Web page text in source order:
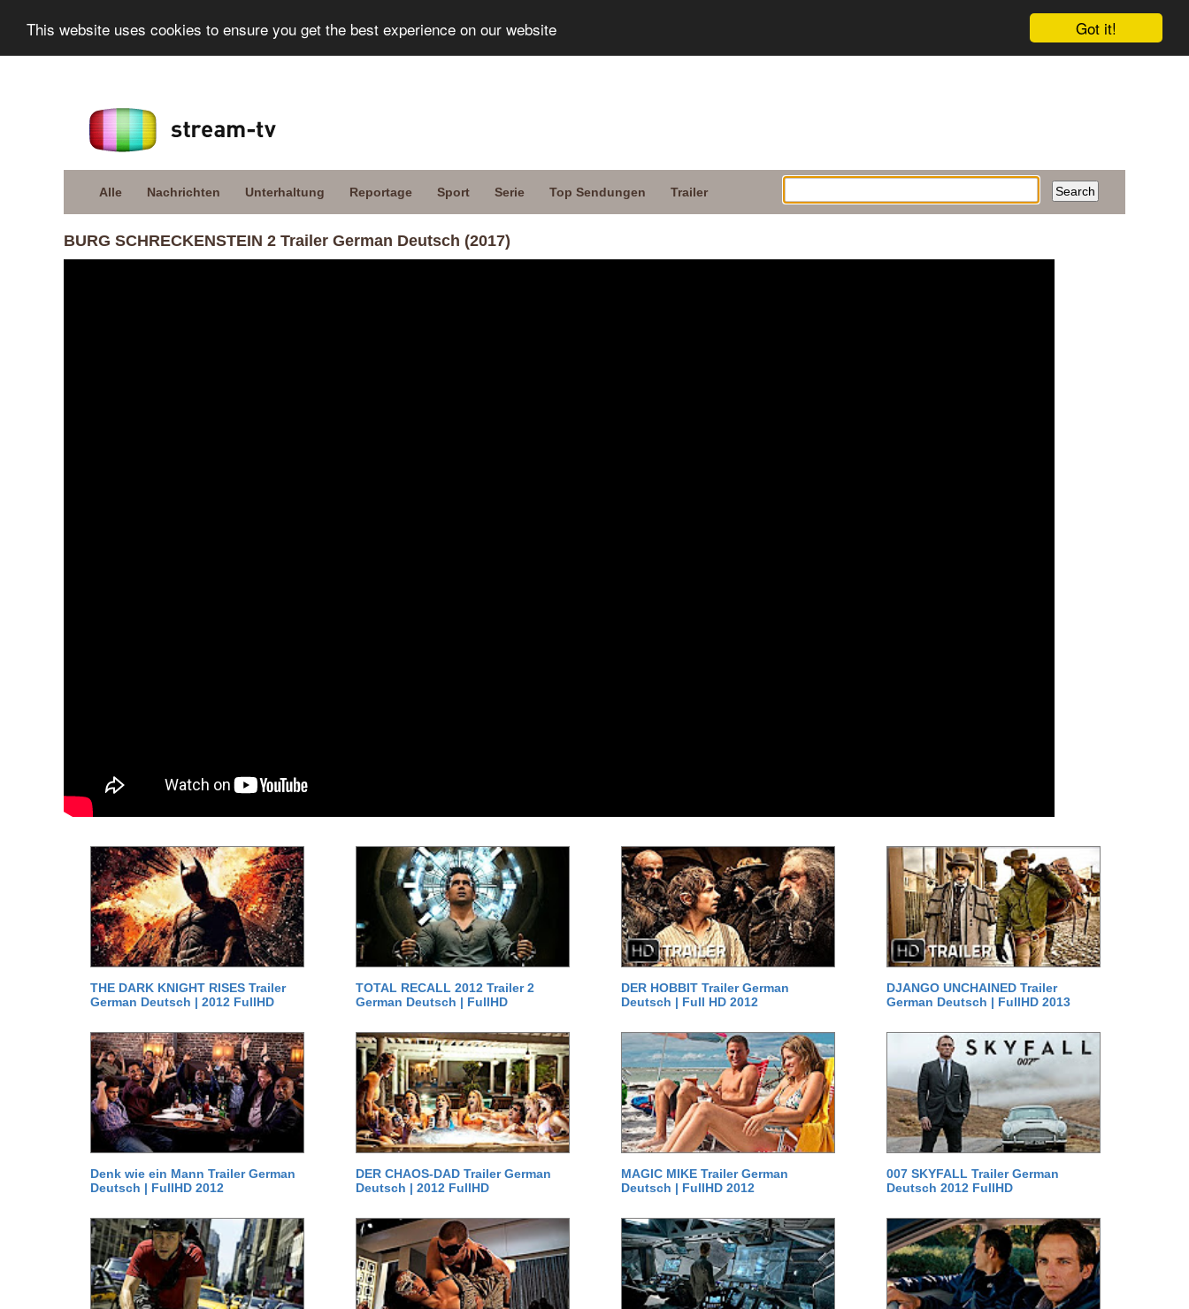
Got it!
This website uses cookies to ensure you get the best experience on our website
Alle Nachrichten Unterhaltung Reportage Sport Serie Top Sendungen Trailer
BURG SCHRECKENSTEIN 2 Trailer German Deutsch (2017)
THE DARK KNIGHT RISES Trailer
German Deutsch | 2012 FullHD
TOTAL RECALL 2012 Trailer 2
German Deutsch | FullHD
DER HOBBIT Trailer German
Deutsch | Full HD 2012
DJANGO UNCHAINED Trailer
German Deutsch | FullHD 2013
Denk wie ein Mann Trailer German
Deutsch | FullHD 2012
DER CHAOS-DAD Trailer German
Deutsch | 2012 FullHD
MAGIC MIKE Trailer German
Deutsch | FullHD 2012
007 SKYFALL Trailer German
Deutsch 2012 FullHD